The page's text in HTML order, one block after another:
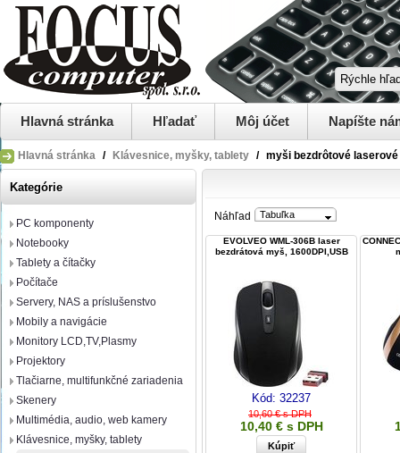
Hlavná stránka Hľadať Môj účet Napíšte
Hlavná stránka / Klávesnice, myšky, tablety / myši bezdrôtové laserové
Kategórie
PC komponenty
Notebooky
Tablety a čítačky
Počítače
Servery, NAS a príslušenstvo
Mobily a navigácie
Monitory LCD,TV,Plasmy
Projektory
Tlačiarne, multifunkčné zariadenia
Skenery
Multimédia, audio, web kamery
Klávesnice, myšky, tablety
Náhľad Tabuľka
EVOLVEO WML-306B laser
bezdrátová myš, 1600DPI,USB
Kód: 32237
10,60 € s DPH
10,40 € s DPH